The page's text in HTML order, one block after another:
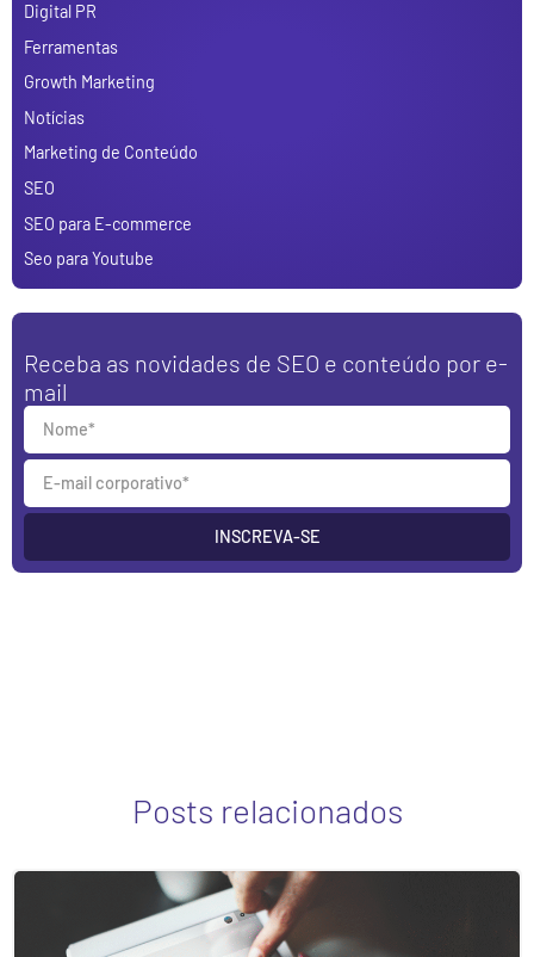
Digital PR
Ferramentas
Growth Marketing
Notícias
Marketing de Conteúdo
SEO
SEO para E-commerce
Seo para Youtube
Receba as novidades de SEO e conteúdo por e-
mail
INSCREVA-SE
Posts relacionados